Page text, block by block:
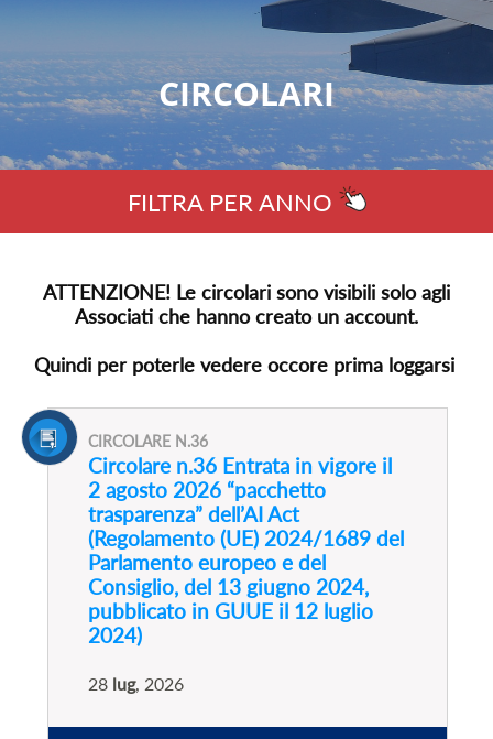
CIRCOLARI
FILTRA PER ANNO
ATTENZIONE! Le circolari sono visibili solo agli
Associati che hanno creato un account.
Quindi per poterle vedere occore prima loggarsi
CIRCOLARE N.36
Circolare n.36 Entrata in vigore il
2 agosto 2026 “pacchetto
trasparenza” dell’AI Act
(Regolamento (UE) 2024/1689 del
Parlamento europeo e del
Consiglio, del 13 giugno 2024,
pubblicato in GUUE il 12 luglio
2024)
28 lug, 2026